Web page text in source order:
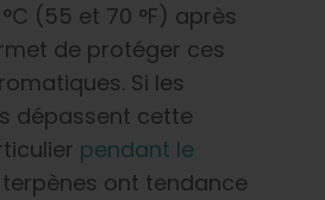
°C (55 et 70 °F) après
de protéger ces
Si les
dépassent cette
pendant le
terpènes ont tendance